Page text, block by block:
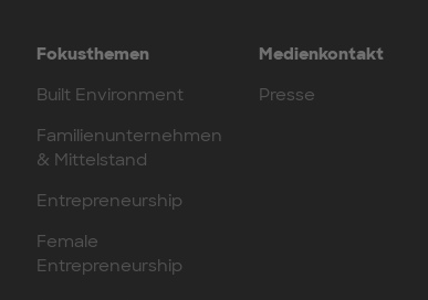
Fokusthemen
Built Environment
Familienunternehmen
& Mittelstand
Entrepreneurship
Female
Entrepreneurship
Medienkontakt
Presse